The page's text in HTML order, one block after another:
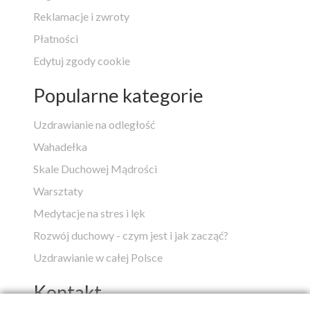
Reklamacje i zwroty
Płatności
Edytuj zgody cookie
Popularne kategorie
Uzdrawianie na odległość
Wahadełka
Skale Duchowej Mądrości
Warsztaty
Medytacje na stres i lęk
Rozwój duchowy - czym jest i jak zacząć?
Uzdrawianie w całej Polsce
Kontakt